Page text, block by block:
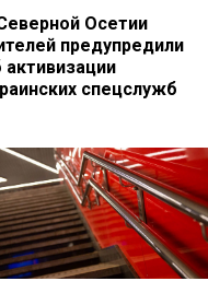
Осетии
предупредили
активизации
спецслужб